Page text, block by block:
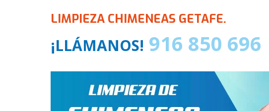
LIMPIEZA CHIMENEAS GETAFE.
¡LLÁMANOS! 916 850 696